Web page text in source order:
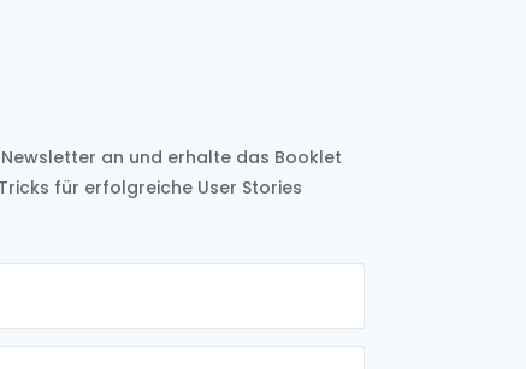
an und erhalte das Booklet
für erfolgreiche User Stories